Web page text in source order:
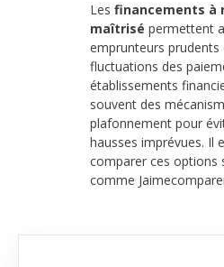
Les financements à
maîtrisé permettent
emprunteurs prudents
fluctuations des
établissements
souvent des
plafonnement pour
hausses imprévues. Il
comparer ces options
comme